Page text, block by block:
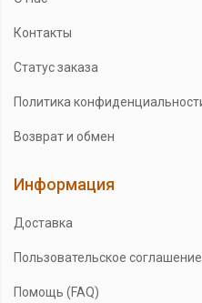
Контакты
Статус заказа
Политика
Возврат и обмен
Информация
Доставка
Пользовательское соглашение
Помощь (FAQ)